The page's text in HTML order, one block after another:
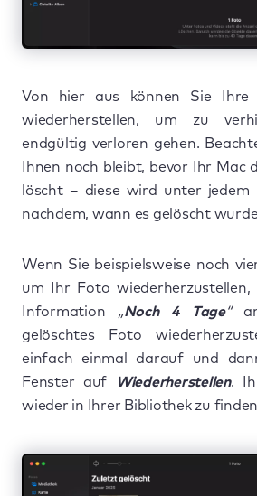
Von hier aus können Sie Ihre
wiederherstellen, um zu
endgültig verloren gehen.
Ihnen noch bleibt, bevor Ihr Mac
löscht – diese wird unter jedem
nachdem, wann es gelöscht
Wenn Sie beispielsweise noch
um Ihr Foto
Information „Noch 4 Tage“
gelöschtes Foto
einfach einmal darauf und
Fenster auf
Wiederherstellen.
wieder in Ihrer Bibliothek zu